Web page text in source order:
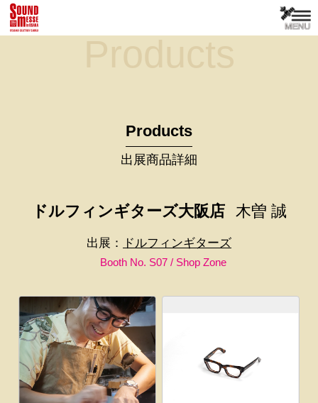
Products
Products
出展商品詳細
ドルフィンギターズ大阪店 木曽 誠
出展： ドルフィンギターズ
Booth No. S07 / Shop Zone